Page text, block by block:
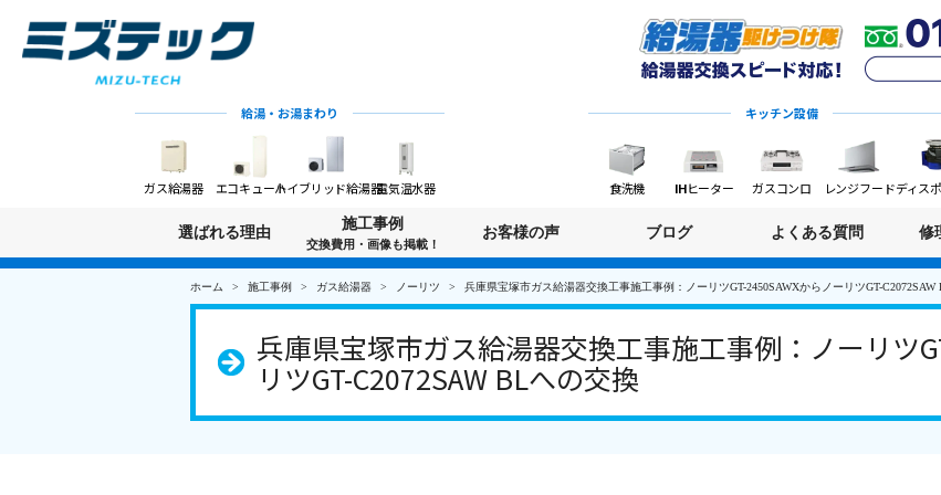
給湯・お湯まわり
ガス給湯器 エコキュートハイブリッド給湯器電気温水器
キッチン設備
食洗機 IHヒーター ガスコンロ レンジフードディス
選ばれる理由
施工事例
交換費用・画像も掲載！
お客様の声 ブログ よくある質問 修
ホーム 施工事例 ガス給湯器 ノーリツ 兵庫県宝塚市ガス給湯器交換工事施工事例：ノーリツGT-2450SAWXからノーリツGT-C2072SAW
兵庫県宝塚市ガス給湯器交換工事施工事例：ノーリツ
リツGT-C2072SAW BLへの交換